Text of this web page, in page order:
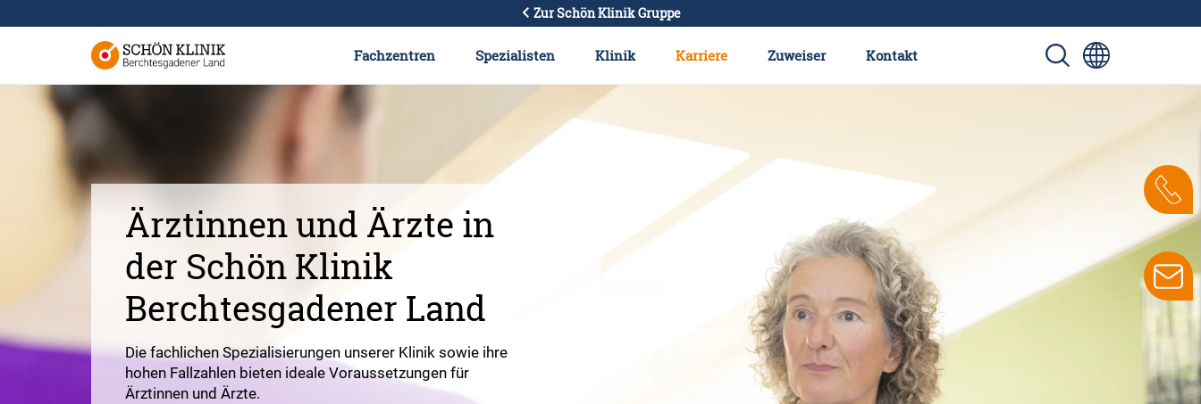
Zur Schön Klinik Gruppe
Fachzentren Spezialisten Klinik Karriere Zuweiser Kontakt
Ärztinnen und Ärzte in
der Schön Klinik
Berchtesgadener Land
Die fachlichen Spezialisierungen unserer Klinik sowie ihre
hohen Fallzahlen bieten ideale Voraussetzungen für
Ärztinnen und Ärzte.